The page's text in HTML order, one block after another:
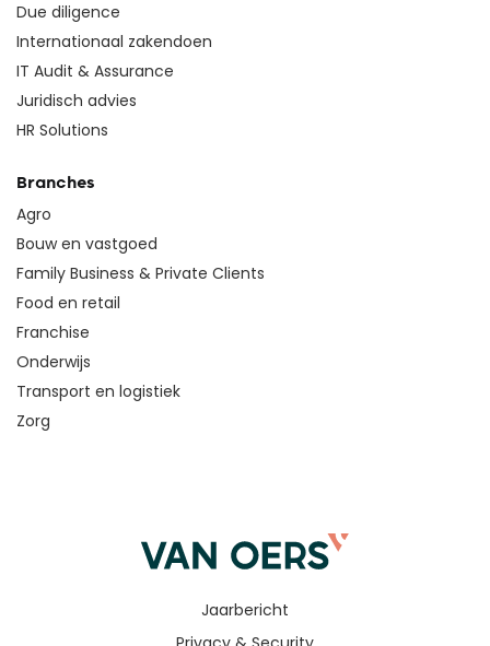
Due diligence
Internationaal zakendoen
IT Audit & Assurance
Juridisch advies
HR Solutions
Branches
Agro
Bouw en vastgoed
Family Business & Private Clients
Food en retail
Franchise
Onderwijs
Transport en logistiek
Zorg
Jaarbericht